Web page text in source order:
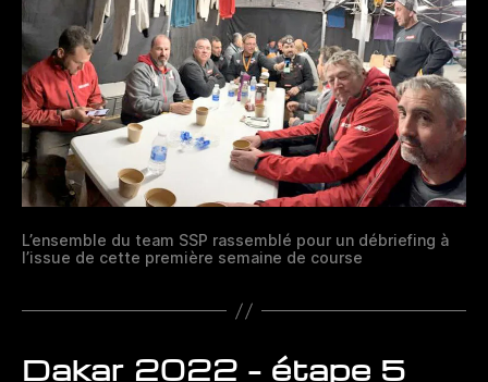
L’ensemble du team SSP rassemblé pour un débriefing à
l’issue de cette première semaine de course
Catégories
Dakar 2022 – étape 5